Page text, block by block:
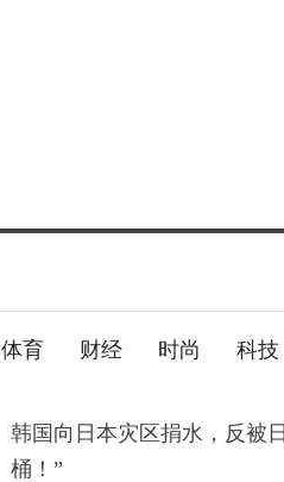
体育 财经 时尚 科技
韩国向日本灾区捐水，反被
桶！”